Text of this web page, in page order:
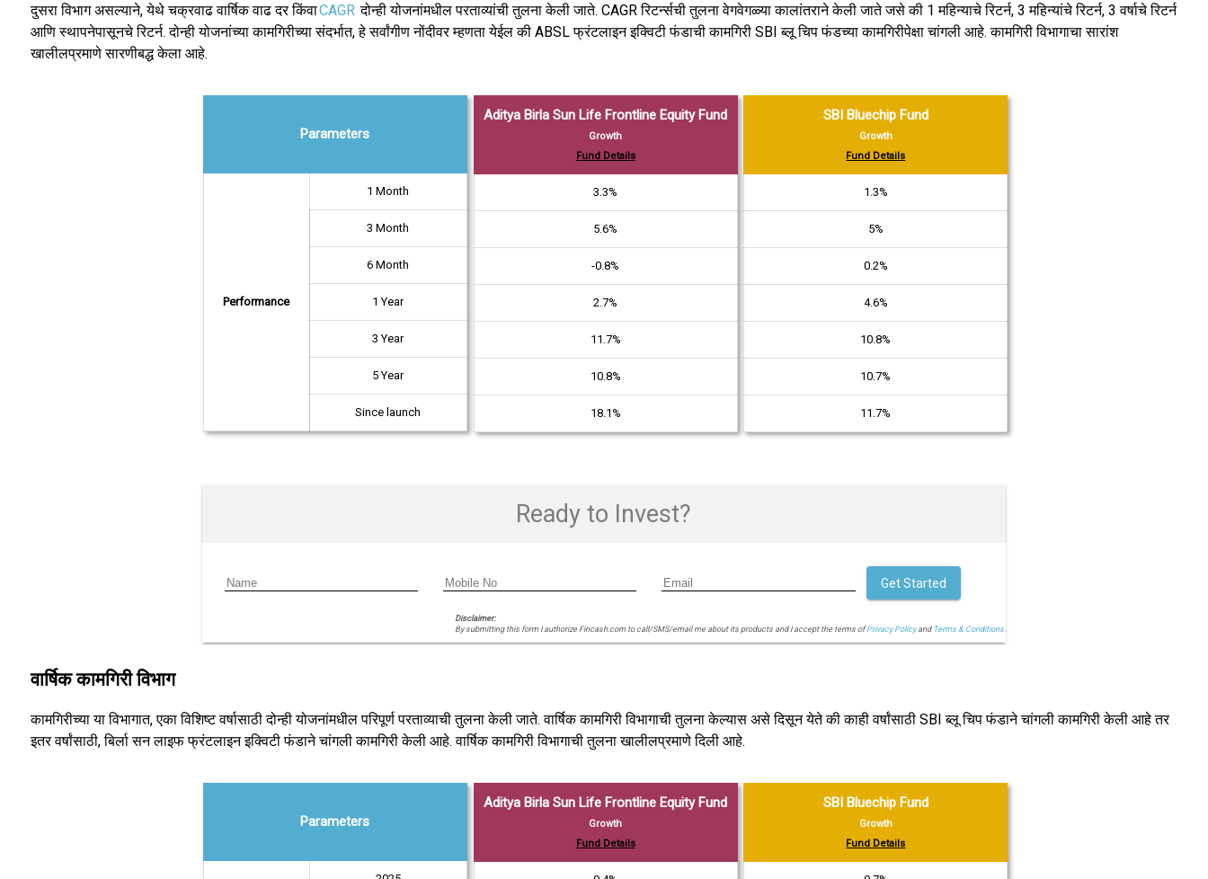
दुसरा विभाग असल्याने, येथे चक्रवाढ वार्षिक वाढ दर किंवाCAGR दोन्ही योजनांमधील परताव्यांची तुलना केली जाते. CAGR रिटर्न्सची तुलना वेगवेगळ्या कालांतराने केली जाते जसे की 1 महिन्याचे रिटर्न, 3 महिन्यांचे रिटर्न, 3 वर्षाचे रिटर्न
आणि स्थापनेपासूनचे रिटर्न. दोन्ही योजनांच्या कामगिरीच्या संदर्भात, हे सर्वांगीण नोंदीवर म्हणता येईल की ABSL फ्रंटलाइन इक्विटी फंडाची कामगिरी SBI ब्लू चिप फंडच्या कामगिरीपेक्षा चांगली आहे. कामगिरी विभागाचा सारांश
खालीलप्रमाणे सारणीबद्ध केला आहे.
Parameters
Performance
1 Month
3 Month
6 Month
1 Year
3 Year
5 Year
Since launch
Aditya Birla Sun Life Frontline Equity Fund
Growth
Fund Details
3.3%
5.6%
-0.8%
2.7%
11.7%
10.8%
18.1%
SBI Bluechip Fund
Growth
Fund Details
1.3%
5%
0.2%
4.6%
10.8%
10.7%
11.7%
Ready to Invest?
Disclaimer:
By submitting this form I authorize Fincash.com to call/SMS/email me about its products and I accept the terms ofPrivacy Policyand Terms & Conditions.
Get Started
वार्षिक कामगिरी विभाग
कामगिरीच्या या विभागात, एका विशिष्ट वर्षासाठी दोन्ही योजनांमधील परिपूर्ण परताव्याची तुलना केली जाते. वार्षिक कामगिरी विभागाची तुलना केल्यास असे दिसून येते की काही वर्षांसाठी SBI ब्लू चिप फंडाने चांगली कामगिरी केली आहे तर
इतर वर्षांसाठी, बिर्ला सन लाइफ फ्रंटलाइन इक्विटी फंडाने चांगली कामगिरी केली आहे. वार्षिक कामगिरी विभागाची तुलना खालीलप्रमाणे दिली आहे.
Parameters
Aditya Birla Sun Life Frontline Equity Fund
Growth
Fund Details
SBI Bluechip Fund
Growth
Fund Details